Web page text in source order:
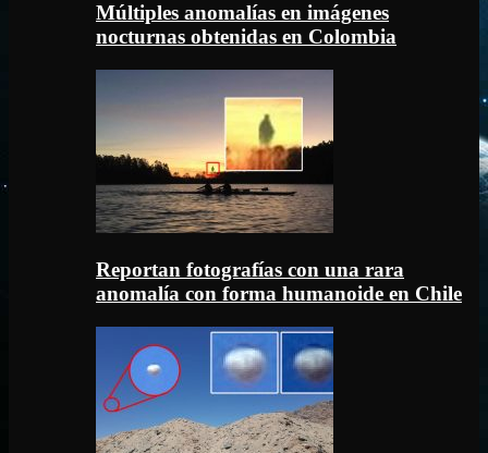
Múltiples anomalías en imágenes
nocturnas obtenidas en Colombia
Reportan fotografías con una rara
anomalía con forma humanoide en Chile